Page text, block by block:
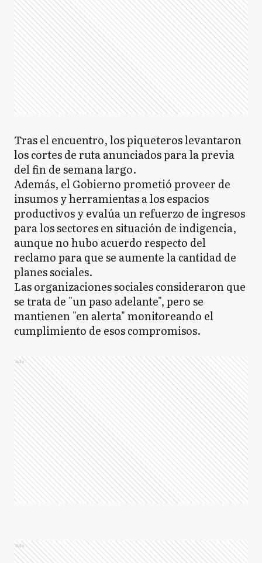
Tras el encuentro, los piqueteros levantaron
los cortes de ruta anunciados para la previa
del fin de semana largo.
Además, el Gobierno prometió proveer de
insumos y herramientas a los espacios
productivos y evalúa un refuerzo de ingresos
para los sectores en situación de indigencia,
aunque no hubo acuerdo respecto del
reclamo para que se aumente la cantidad de
planes sociales.
Las organizaciones sociales consideraron que
se trata de "un paso adelante", pero se
mantienen "en alerta" monitoreando el
cumplimiento de esos compromisos.
Ads
Ads